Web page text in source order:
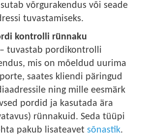
võrgurakendus või seade
tuvastamiseks.
kontrolli rünnaku
– tuvastab pordikontrolli
mis on mõeldud uurima
saates kliendi päringud
ning mille eesmärk
pordid ja kasutada ära
rünnakuid. Seda tüüpi
pakub lisateavetsõnastik.